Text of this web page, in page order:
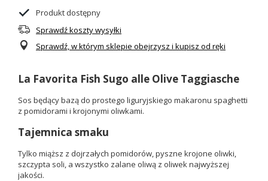
Produkt dostępny
Sprawdź koszty wysyłki
Sprawdź, w którym sklepie obejrzysz i kupisz od ręki
La Favorita Fish Sugo alle Olive Taggiasche
Sos będący bazą do prostego liguryjskiego makaronu spaghetti
z pomidorami i krojonymi oliwkami.
Tajemnica smaku
Tylko miąższ z dojrzałych pomidorów, pyszne krojone oliwki,
szczypta soli, a wszystko zalane oliwą z oliwek najwyższej
jakości.